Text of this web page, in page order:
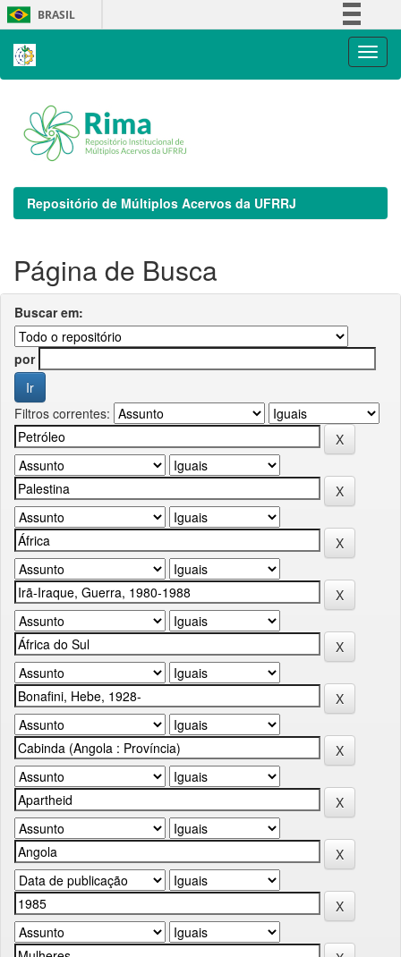
Skip
navigation
BRASIL
Repositório de Múltiplos Acervos da UFRRJ
Página de Busca
Buscar em:
por
Filtros correntes: